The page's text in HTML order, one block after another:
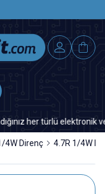
her türlü elektronik ve
4W Direnç 4.7R 1/4W